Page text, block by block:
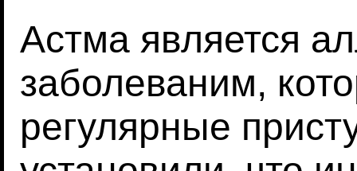
Астма является
заболеваним,
регулярные